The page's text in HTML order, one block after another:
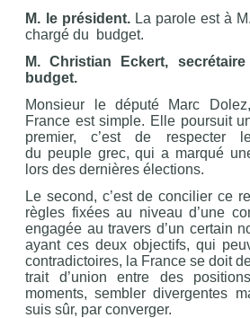
M. le président.La parole est à
chargé du budget.
M. Christian Eckert,
budget.
Monsieur le député Marc
France est simple. Elle poursuit
premier, c’est de respecter
du peuple grec, qui a marqué
lors des dernières élections.
Le second, c’est de concilier ce
règles fixées au niveau d’une
engagée au travers d’un certain
ayant ces deux objectifs, qui
contradictoires, la France se doit
trait d’union entre des
moments, sembler divergentes
suis sûr, par converger.